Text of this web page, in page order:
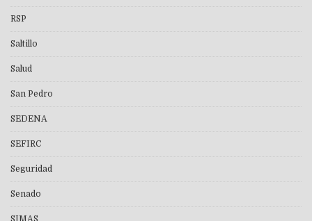
RSP
Saltillo
Salud
San Pedro
SEDENA
SEFIRC
Seguridad
Senado
SIMAS